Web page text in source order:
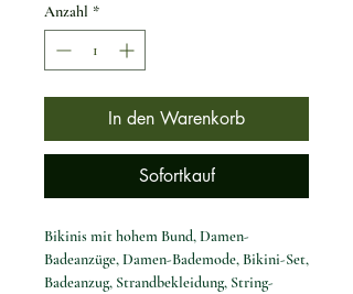
Anzahl *
In den Warenkorb
Sofortkauf
Bikinis mit hohem Bund, Damen-
Badeanzüge, Damen-Bademode, Bikini-Set,
Badeanzug, Strandbekleidung, String-